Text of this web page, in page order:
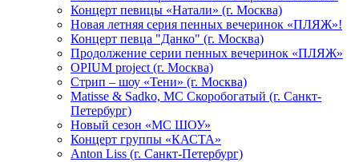
Концерт певицы «Натали» (г. Москва)
Новая летняя серия пенных вечеринок «ПЛЯЖ»!
Концерт певца "Данко" (г. Москва)
Продолжение серии пенных вечеринок «ПЛЯЖ»
OPIUM project (г. Москва)
Стрип – шоу «Тени» (г. Москва)
Matissе & Sadko, MC Скоробогатый (г. Санкт-
Петербург)
Новый сезон «МС ШОУ»
Концерт группы «КАСТА»
Anton Liss (г. Санкт-Петербург)